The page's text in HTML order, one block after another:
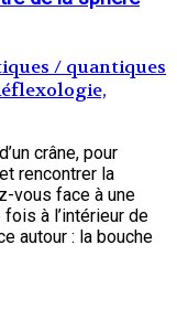
/ quantiques
crâne, pour
rencontrer la
vous face à une
à l’intérieur de
autour : la bouche